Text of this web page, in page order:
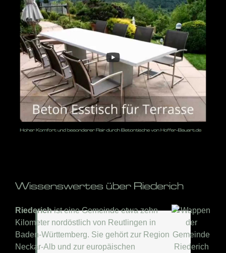
Wissenswertes über Riederich
Riederichist eine Gemeinde etwa zehn
Kilometer nordöstlich von Reutlingen in
Baden-Württemberg. Sie gehört zur Region
Neckar-Alb und zur europäischen